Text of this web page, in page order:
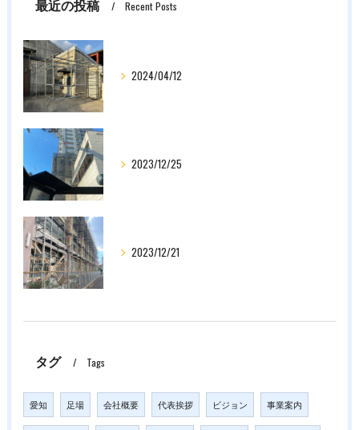
最近の投稿 Recent Posts
2024/04/12
2023/12/25
2023/12/21
タグ Tags
愛知 足場 会社概要 代表挨拶 ビジョン 事業案内